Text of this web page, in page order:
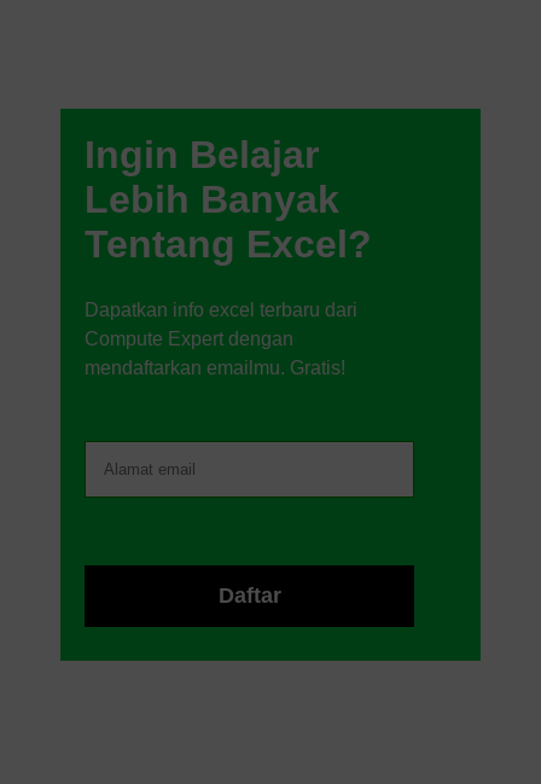
Ingin Belajar
Lebih Banyak
Tentang Excel?
Dapatkan info excel terbaru dari
Compute Expert dengan
mendaftarkan emailmu. Gratis!